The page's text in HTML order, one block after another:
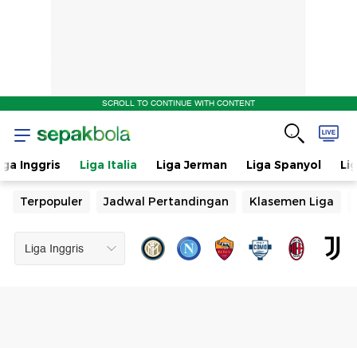
SCROLL TO CONTINUE WITH CONTENT
Inggris Liga Italia Liga Jerman Liga Spanyol
Terpopuler Jadwal Pertandingan Klasemen Liga